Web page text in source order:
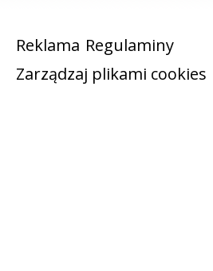
Reklama Regulaminy
Zarządzaj plikami cookies